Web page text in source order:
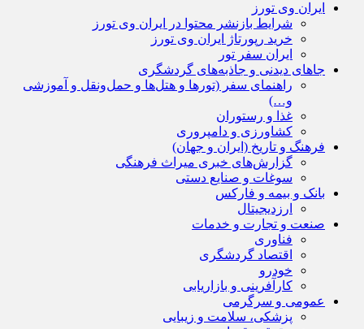
ایران وی تورز
شرایط بازنشر محتوا در ایران وی تورز
خرید رپورتاژ ایران وی تورز
ایران سفر تور
جاهای دیدنی و جاذبه‌های گردشگری
راهنمای سفر (تورها و هتل‌ها و حمل‌و‌نقل و آموزشی
و…)
غذا و رستوران
کشاورزی و دامپروری
فرهنگ و تاریخ (ایران و جهان)
گزارش‌های خبری میراث فرهنگی
سوغات و صنایع دستی
بانک و بیمه و فارکس
ارزدیجیتال
صنعت و تجارت و خدمات
فناوری
اقتصاد گردشگری
خودرو
کارآفرینی و بازاریابی
عمومی و سرگرمی
پزشکی، سلامت و زیبایی